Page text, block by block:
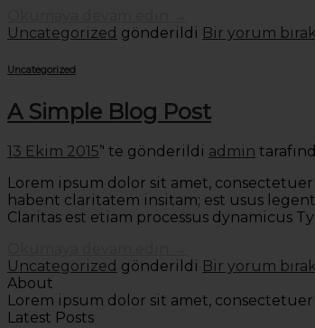
Uncategorized gönderildi Bir yorum bırak
Uncategorized
A Simple Blog Post
13 Ekim 2015’' te gönderildi admin
Lorem ipsum dolor sit amet,
habent claritatem insitam; est usus
Claritas est etiam processus dynamicus
Uncategorized gönderildi Bir yorum bırak
About
Lorem ipsum dolor sit amet,
Latest Posts